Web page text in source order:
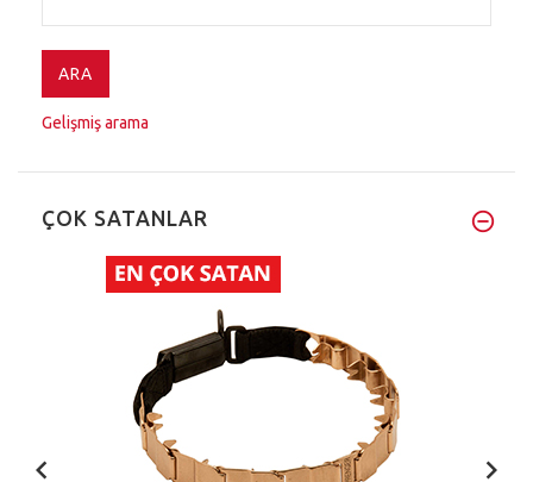
Gelişmiş arama
ÇOK SATANLAR